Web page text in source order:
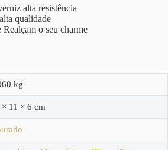
alta resistência
qualidade
o seu charme
kg
× 11 × 6 cm